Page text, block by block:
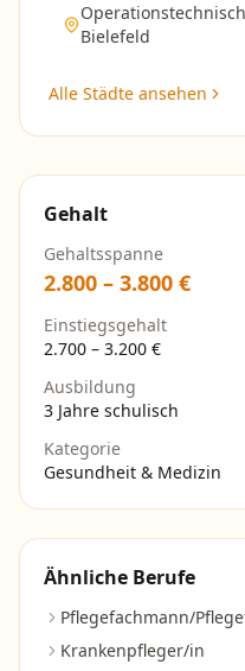
Bielefeld
Alle Städte ansehen
Gehalt
Gehaltsspanne
2.800 – 3.800 €
Einstiegsgehalt
2.700 – 3.200 €
Ausbildung
3 Jahre schulisch
Kategorie
Gesundheit & Medizin
Ähnliche Berufe
Pflegefachmann/
Krankenpfleger/in